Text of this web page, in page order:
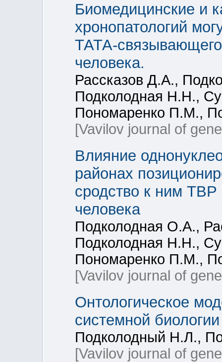
Биомедицинские и
хронопатологий
ТАТА-
человека.
Рассказов Д.А.,
Подколодная Н.Н.,
Пономаренко П.М.,
[Vavilov journal of
Влияние
районах
сродство к ним
человека
Подколодная О.А.,
Подколодная Н.Н.,
Пономаренко П.М.,
[Vavilov journal of
Онтологическое
системной биологии
Подколодный Н.Л.,
[Vavilov journal of